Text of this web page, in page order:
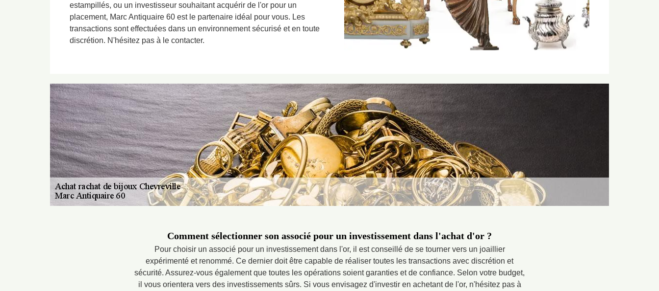
estampillés, ou un investisseur souhaitant acquérir de l'or pour un
placement, Marc Antiquaire 60 est le partenaire idéal pour vous. Les
transactions sont effectuées dans un environnement sécurisé et en toute
discrétion. N'hésitez pas à le contacter.
Comment sélectionner son associé pour un investissement dans l'achat d'or ?
Pour choisir un associé pour un investissement dans l'or, il est conseillé de se tourner vers un joaillier
expérimenté et renommé. Ce dernier doit être capable de réaliser toutes les transactions avec discrétion et
sécurité. Assurez-vous également que toutes les opérations soient garanties et de confiance. Selon votre budget,
il vous orientera vers des investissements sûrs. Si vous envisagez d'investir en achetant de l'or, n'hésitez pas à